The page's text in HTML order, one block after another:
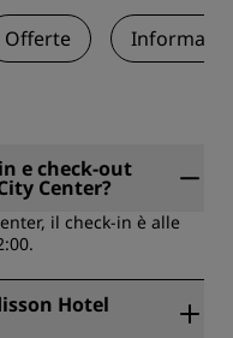
Offerte
e check-out
Center?
il check-in è alle
Hotel